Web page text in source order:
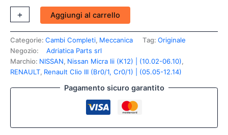
1.830,00 €.854,00 €.
-
Cambio
Meccanico
Nuovo
Originale
Renault
Clio
III
Modus
+ Aggiungi al carrello
Categorie: Cambi Completi, Meccanica Tag: Originale
Negozio:
Adriatica Parts srl
Marchio: NISSAN, Nissan Micra Iii (K12) | (10.02-06.10),
RENAULT, Renault Clio III (Br0/1, Cr0/1) | (05.05-12.14)
Pagamento sicuro garantito